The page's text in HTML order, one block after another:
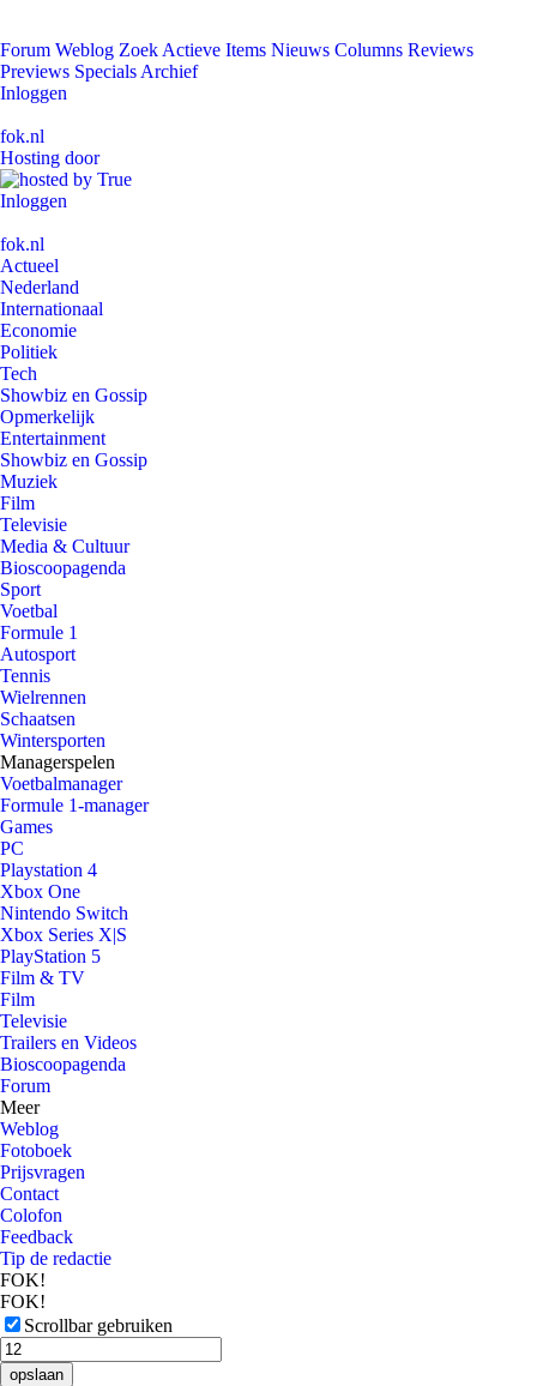
Forum Weblog Zoek Actieve Items Nieuws Columns Reviews
Previews Specials Archief
Inloggen
fok.nl
Hosting door
Inloggen
fok.nl
Actueel
Nederland
Internationaal
Economie
Politiek
Tech
Showbiz en Gossip
Opmerkelijk
Entertainment
Showbiz en Gossip
Muziek
Film
Televisie
Media & Cultuur
Bioscoopagenda
Sport
Voetbal
Formule 1
Autosport
Tennis
Wielrennen
Schaatsen
Wintersporten
Managerspelen
Voetbalmanager
Formule 1-manager
Games
PC
Playstation 4
Xbox One
Nintendo Switch
Xbox Series X|S
PlayStation 5
Film & TV
Film
Televisie
Trailers en Videos
Bioscoopagenda
Forum
Meer
Weblog
Fotoboek
Prijsvragen
Contact
Colofon
Feedback
Tip de redactie
FOK!
FOK!
Scrollbar gebruiken
opslaan